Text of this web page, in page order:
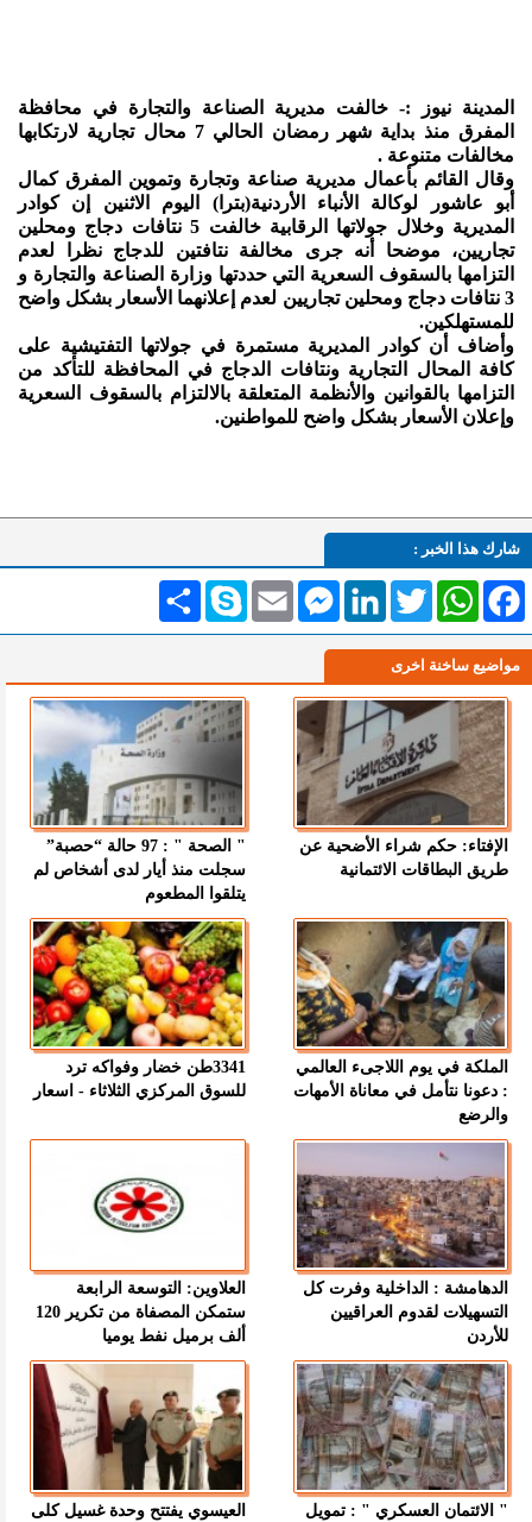
المدينة نيوز :- خالفت مديرية الصناعة والتجارة في محافظة
المفرق منذ بداية شهر رمضان الحالي 7 محال تجارية لارتكابها
مخالفات متنوعة .
وقال القائم بأعمال مديرية صناعة وتجارة وتموين المفرق كمال
أبو عاشور لوكالة الأنباء الأردنية(بترا) اليوم الاثنين إن كوادر
المديرية وخلال جولاتها الرقابية خالفت 5 نتافات دجاج ومحلين
تجاريين، موضحا أنه جرى مخالفة نتافتين للدجاج نظرا لعدم
التزامها بالسقوف السعرية التي حددتها وزارة الصناعة والتجارة و
3 نتافات دجاج ومحلين تجاريين لعدم إعلانهما الأسعار بشكل واضح
للمستهلكين.
وأضاف أن كوادر المديرية مستمرة في جولاتها التفتيشية على
كافة المحال التجارية ونتافات الدجاج في المحافظة للتأكد من
التزامها بالقوانين والأنظمة المتعلقة بالالتزام بالسقوف السعرية
وإعلان الأسعار بشكل واضح للمواطنين.
شارك هذا الخبر :
انشر Skype Email
MessengerLinkedInTwitterWhatsAppFacebook
مواضيع ساخنة اخرى
الإفتاء: حكم شراء الأضحية عن
طريق البطاقات الائتمانية
" الصحة " : 97 حالة “حصبة”
سجلت منذ أيار لدى أشخاص لم
يتلقوا المطعوم
الملكة في يوم اللاجىء العالمي
: دعونا نتأمل في معاناة الأمهات
والرضع
3341طن خضار وفواكه ترد
للسوق المركزي الثلاثاء - اسعار
الدهامشة : الداخلية وفرت كل
التسهيلات لقدوم العراقيين
للأردن
العلاوين: التوسعة الرابعة
ستمكن المصفاة من تكرير 120
ألف برميل نفط يوميا
" الائتمان العسكري " : تمويل العيسوي يفتتح وحدة غسيل كلى